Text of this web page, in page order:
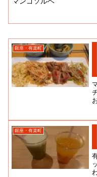
銀座・有楽町
銀座・有楽町